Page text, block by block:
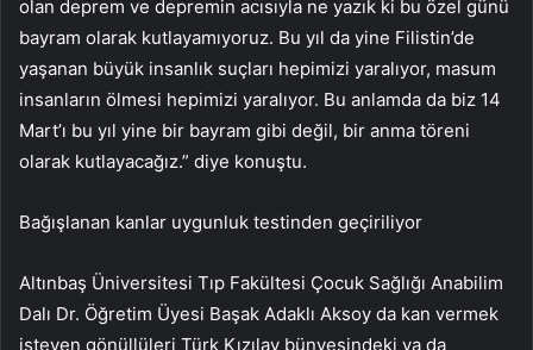
olan deprem ve depremin acısıyla ne yazık ki bu özel günü
bayram olarak kutlayamıyoruz. Bu yıl da yine Filistin’de
yaşanan büyük insanlık suçları hepimizi yaralıyor, masum
insanların ölmesi hepimizi yaralıyor. Bu anlamda da biz 14
Mart’ı bu yıl yine bir bayram gibi değil, bir anma töreni
olarak kutlayacağız.” diye konuştu.
Bağışlanan kanlar uygunluk testinden geçiriliyor
Altınbaş Üniversitesi Tıp Fakültesi Çocuk Sağlığı Anabilim
Dalı Dr. Öğretim Üyesi Başak Adaklı Aksoy da kan vermek
isteyen gönüllüleri Türk Kızılay bünyesindeki ya da